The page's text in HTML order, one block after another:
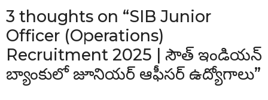
3 thoughts on “SIB Junior
Officer (Operations)
Recruitment 2025 | సౌత్ ఇండియన్
బ్యాంకులో జూనియర్ ఆఫీసర్ ఉద్యోగాలు”